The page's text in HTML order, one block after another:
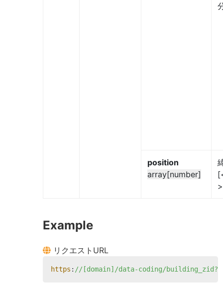
position
array[number]
Example
リクエストURL
https : //[domain]/data-coding/